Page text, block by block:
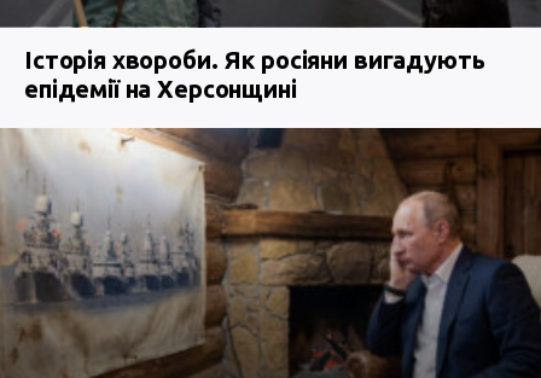
Історія хвороби. Як росіяни вигадують
епідемії на Херсонщині